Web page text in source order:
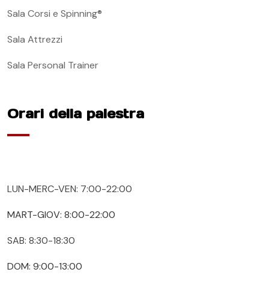
Sala Corsi e Spinning®
Sala Attrezzi
Sala Personal Trainer
Orari della palestra
LUN-MERC-VEN: 7:00-22:00
MART-GIOV: 8:00-22:00
SAB: 8:30-18:30
DOM: 9:00-13:00